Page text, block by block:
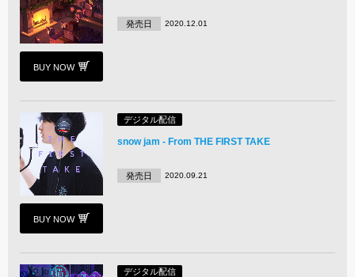
BUY NOW
発売日 2020.12.01
BUY NOW
デジタル配信
snow jam - From THE FIRST TAKE
発売日 2020.09.21
デジタル配信